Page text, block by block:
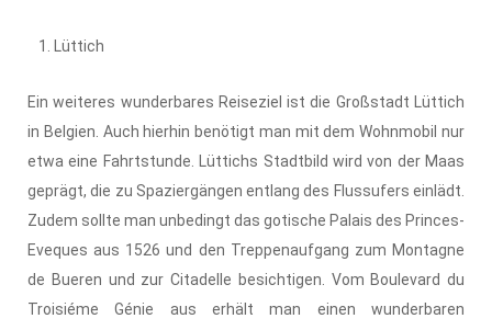
Lüttich
Ein weiteres wunderbares Reiseziel ist die Großstadt Lüttich
in Belgien. Auch hierhin benötigt man mit dem Wohnmobil nur
etwa eine Fahrtstunde. Lüttichs Stadtbild wird von der Maas
geprägt, die zu Spaziergängen entlang des Flussufers einlädt.
Zudem sollte man unbedingt das gotische Palais des Princes-
Eveques aus 1526 und den Treppenaufgang zum Montagne
de Bueren und zur Citadelle besichtigen. Vom Boulevard du
Troisiéme Génie aus erhält man einen wunderbaren